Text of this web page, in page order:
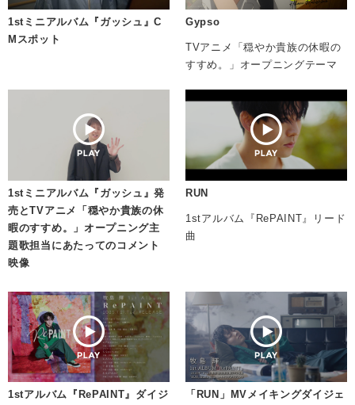
1stミニアルバム『ガッシュ』C
Mスポット
Gypso
TVアニメ「穏やか貴族の休暇の
すすめ。」オープニングテーマ
1stミニアルバム『ガッシュ』発
売とTVアニメ「穏やか貴族の休
暇のすすめ。」オープニング主
題歌担当にあたってのコメント
映像
RUN
1stアルバム『RePAINT』リード
曲
1stアルバム『RePAINT』ダイジ
「RUN」MVメイキングダイジェ